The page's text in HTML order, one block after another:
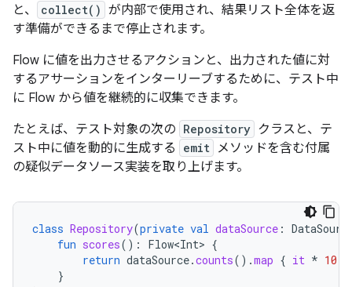
と、
collect() が内部で使用され、結果リスト全体を返
す準備ができるまで停止されます。
Flow に値を出力させるアクションと、出力された値に対
するアサーションをインターリーブするために、テスト中
に Flow から値を継続的に収集できます。
たとえば、テスト対象の次の Repository クラスと、テ
スト中に値を動的に生成する
emit メソッドを含む付属
の疑似データソース実装を取り上げます。
class Repository(private val dataSource :
fun scores(): Flow<Int> {
return dataSource.counts().map { it * 10
}